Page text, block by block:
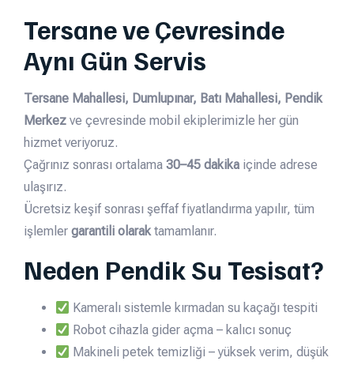
Tersane ve Çevresinde
Aynı Gün Servis
Tersane Mahallesi, Dumlupınar, Batı Mahallesi, Pendik
Merkez ve çevresinde mobil ekiplerimizle her gün
hizmet veriyoruz.
Çağrınız sonrası ortalama 30–45 dakika içinde adrese
ulaşırız.
Ücretsiz keşif sonrası şeffaf fiyatlandırma yapılır, tüm
işlemler garantili olarak tamamlanır.
Neden Pendik Su Tesisat?
Kameralı sistemle kırmadan su kaçağı tespiti
Robot cihazla gider açma – kalıcı sonuç
Makineli petek temizliği – yüksek verim, düşük